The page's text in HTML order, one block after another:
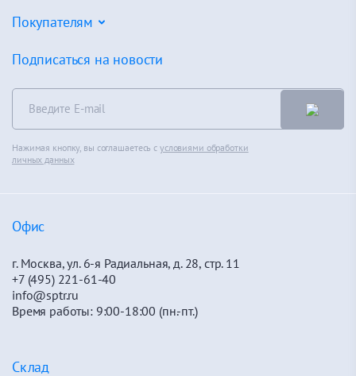
Напольные покрытия
Фальшпол
Теплоизоляция
Чистые помещения
Вентилируемые фасады
Партнеры
Новости
Контакты
Распродажа
Контакты
Политика конфиденциальности
Покупателям
Калькуляторы
Альбом технических решений
Каталоги
Полезное
Подписаться на новости
Нажимая кнопку, вы соглашаетесь с условиями обработки
личных данных
Офис
г. Москва, ул. 6-я Радиальная, д. 28, стр. 11
+7 (495) 221-61-40
info@sptr.ru
Время работы: 9:00-18:00 (пн.-пт.)
Склад